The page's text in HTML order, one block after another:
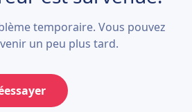
temporaire. Vous pouvez
un peu plus tard.